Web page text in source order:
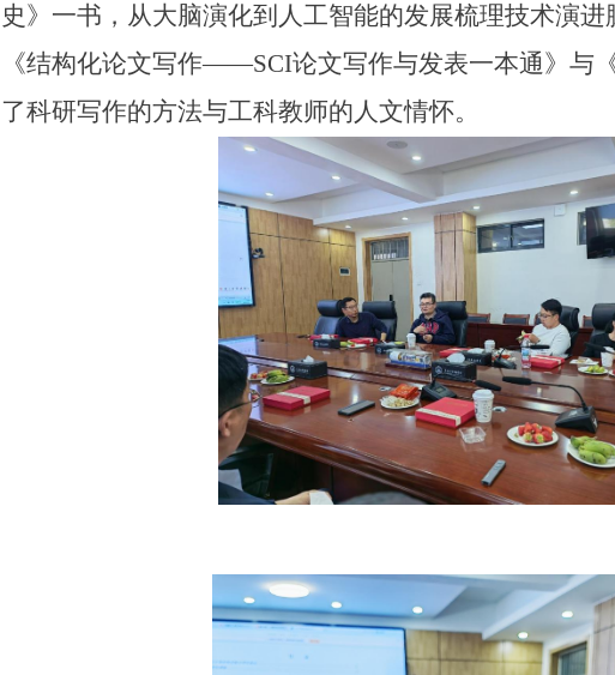
史》一书，从大脑演化到人工智能的发展梳理技术演
《结构化论文写作——SCI论文写作与发表一本通》与
了科研写作的方法与工科教师的人文情怀。